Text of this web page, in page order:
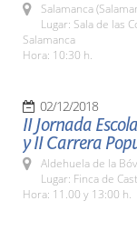
Salamanca
Lugar: Sala de las
Salamanca
Hora: 10:30 h.
02/12/2018
II Jornada
y II Carrera
Aldehuela de la
Lugar: Finca de
Hora: 11.00 y 13:00 h.